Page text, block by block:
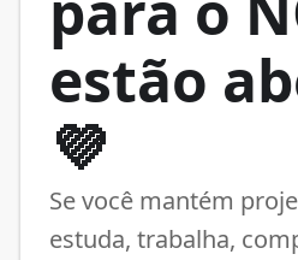
estão
💜
Se você mantém
estuda, trabalha,